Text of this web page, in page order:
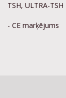
TSH, ULTRA-TSH
- CE marķējums